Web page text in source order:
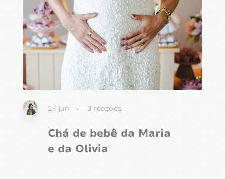
17 jun 3 reações
Chá de bebê da Maria
e da Olivia